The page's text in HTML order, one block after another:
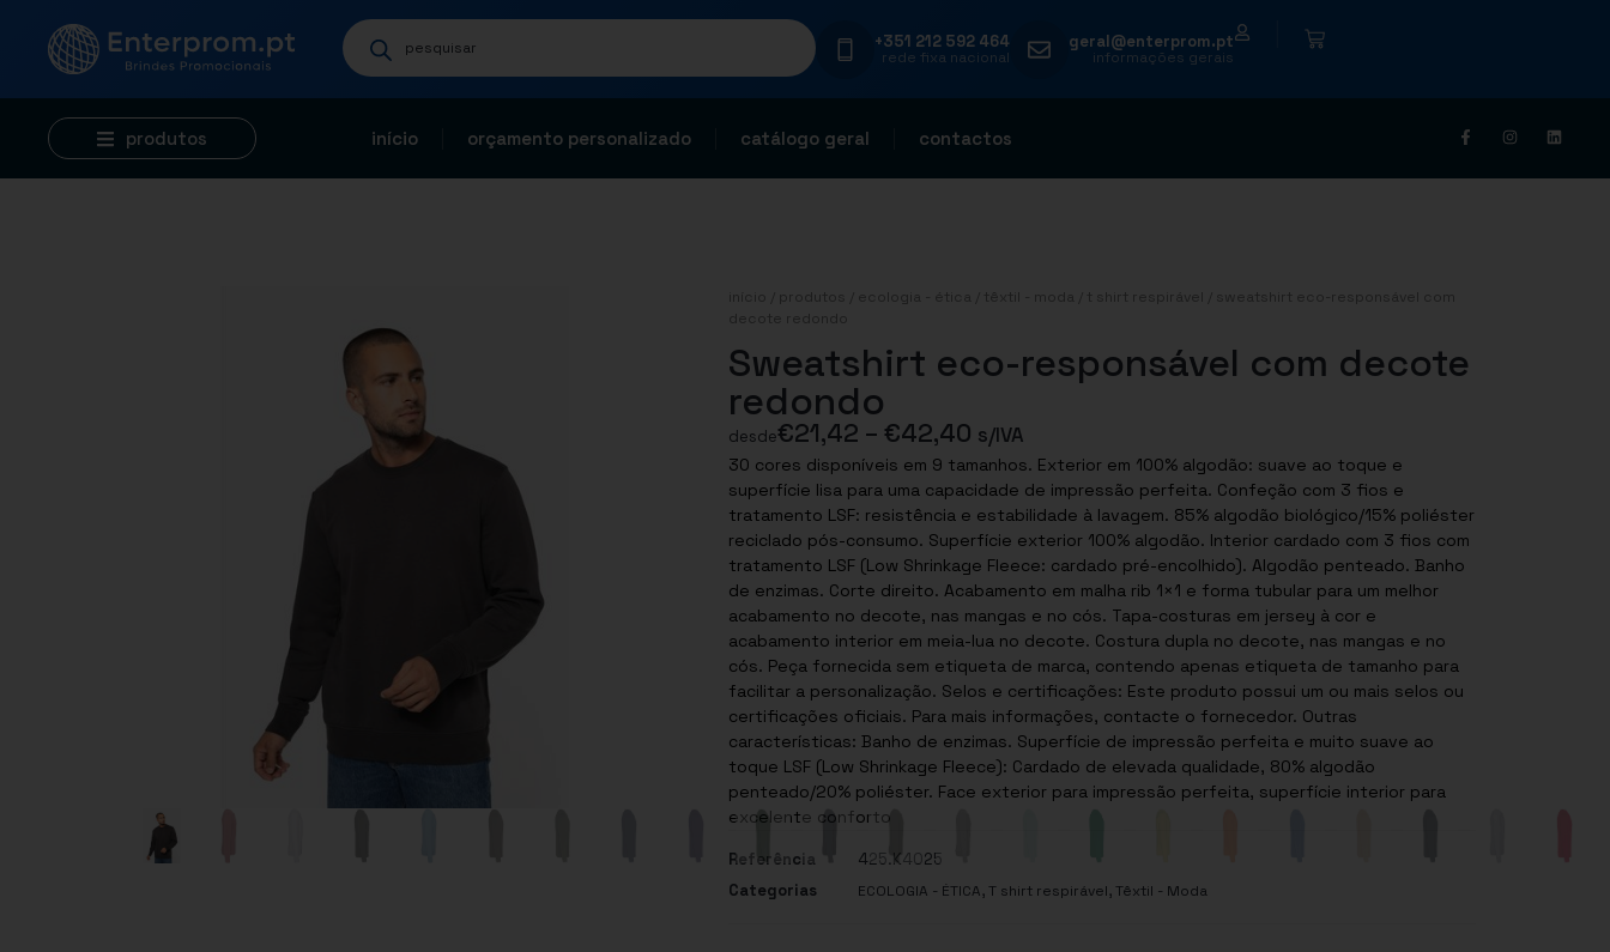
+351 212 592 464
rede fixa nacional
geral@enterprom.pt
informações gerais
produtos início orçamento personalizado catálogo geral contactos
início produtos ecologia - ética têxtil - moda t shirt respirável
/ sweatshirt eco-responsável com
decote redondo
Sweatshirt eco-responsável com decote
redondo
desde€21,42 – €42,40 s/IVA
30 cores disponíveis em 9 tamanhos. Exterior em 100% algodão: suave ao toque e
superfície lisa para uma capacidade de impressão perfeita. Confeção com 3 fios e
tratamento LSF: resistência e estabilidade à lavagem. 85% algodão biológico/15% poliéster
reciclado pós-consumo. Superfície exterior 100% algodão. Interior cardado com 3 fios com
tratamento LSF (Low Shrinkage Fleece: cardado pré-encolhido). Algodão penteado. Banho
de enzimas. Corte direito. Acabamento em malha rib 1×1 e forma tubular para um melhor
acabamento no decote, nas mangas e no cós. Tapa-costuras em jersey à cor e
acabamento interior em meia-lua no decote. Costura dupla no decote, nas mangas e no
cós. Peça fornecida sem etiqueta de marca, contendo apenas etiqueta de tamanho para
facilitar a personalização. Selos e certificações: Este produto possui um ou mais selos ou
certificações oficiais. Para mais informações, contacte o fornecedor. Outras
características: Banho de enzimas. Superfície de impressão perfeita e muito suave ao
toque LSF (Low Shrinkage Fleece): Cardado de elevada qualidade, 80% algodão
penteado/20% poliéster. Face exterior para impressão perfeita, superfície interior para
excelente conforto
Referência
425.K4025
Categorias
ECOLOGIA - ÉTICA,T shirt respirável,Têxtil - Moda